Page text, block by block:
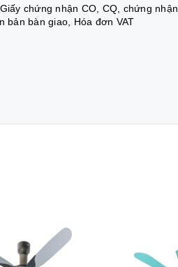
chứng nhận CO, CQ, chứng nhận
bản bàn giao, Hóa đơn VAT